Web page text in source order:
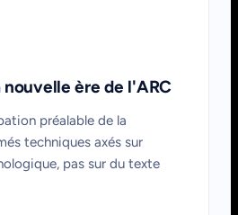
ère de l'ARC
préalable de la
techniques axés sur
pas sur du texte